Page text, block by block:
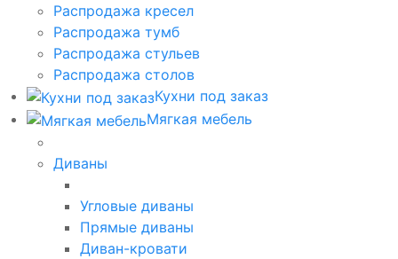
Распродажа кресел
Распродажа тумб
Распродажа стульев
Распродажа столов
Кухни под заказ
Мягкая мебель
Диваны
Угловые диваны
Прямые диваны
Диван-кровати